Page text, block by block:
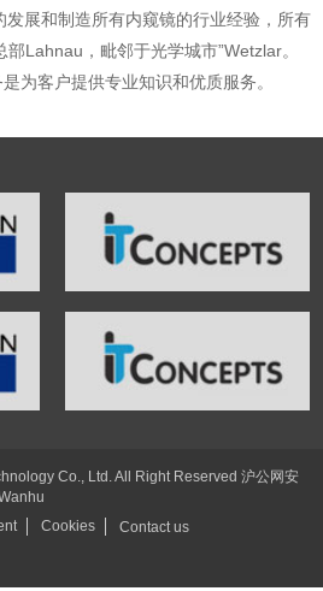
展和制造所有内窥镜的行业经验，所有
部Lahnau，毗邻于光学城市”Wetzlar。
为客户提供专业知识和优质服务。
Co., Ltd. All Right Reserved 沪公网安
Cookies
Contact us